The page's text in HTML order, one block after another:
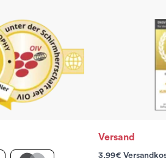
Versand
3,99€